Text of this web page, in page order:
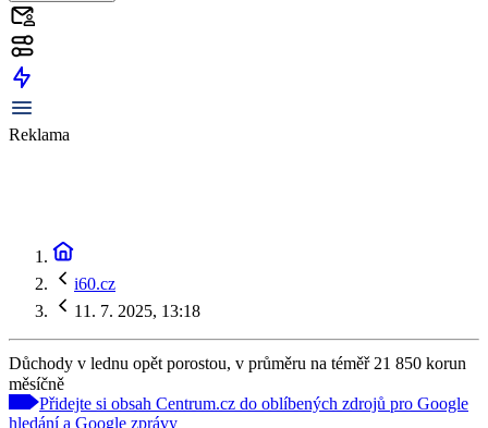
Reklama
i60.cz
11. 7. 2025, 13:18
Důchody v lednu opět porostou, v průměru na téměř 21 850 korun
měsíčně
Přidejte si obsah Centrum.cz do oblíbených zdrojů pro Google
hledání a Google zprávy